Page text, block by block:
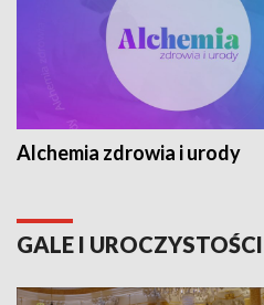
Alchemia zdrowia i urody
GALE I UROCZYSTOŚCI